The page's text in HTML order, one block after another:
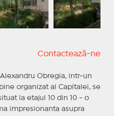
Contactează-ne
Obregia, intr-un
organizat al Capitalei, se
la etajul 10 din 10 - o
impresionanta asupra